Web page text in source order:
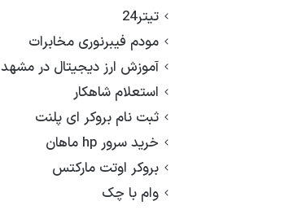
تیتر24
مودم فیبرنوری مخابرات
آموزش ارز دیجیتال در مشهد
استعلام شاهکار
ثبت نام بروکر ای پلنت
خرید سرور hp ماهان
بروکر اوتت مارکتس
وام با چک